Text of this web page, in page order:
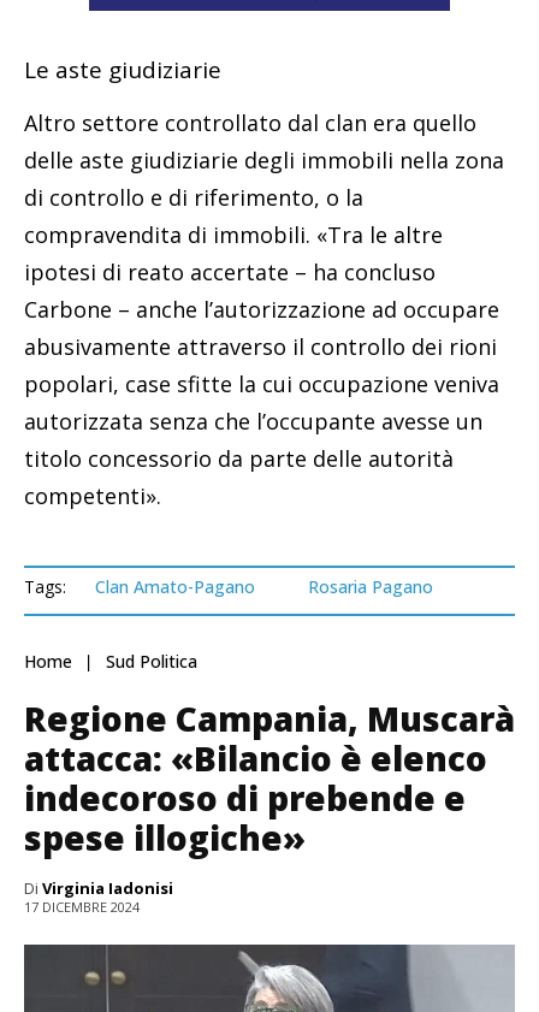
Le aste giudiziarie
Altro settore controllato dal clan era quello
delle aste giudiziarie degli immobili nella zona
di controllo e di riferimento, o la
compravendita di immobili. «Tra le altre
ipotesi di reato accertate – ha concluso
Carbone – anche l’autorizzazione ad occupare
abusivamente attraverso il controllo dei rioni
popolari, case sfitte la cui occupazione veniva
autorizzata senza che l’occupante avesse un
titolo concessorio da parte delle autorità
competenti».
Tags: Clan Amato-Pagano Rosaria Pagano
Home Sud Politica
Regione Campania, Muscarà
attacca: «Bilancio è elenco
indecoroso di prebende e
spese illogiche»
Di Virginia Iadonisi
17 DICEMBRE 2024